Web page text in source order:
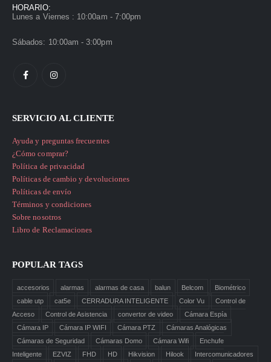
HORARIO:
Lunes a Viernes : 10:00am - 7:00pm
Sábados: 10:00am - 3:00pm
SERVICIO AL CLIENTE
Ayuda y preguntas frecuentes
¿Cómo comprar?
Política de privacidad
Políticas de cambio y devoluciones
Políticas de envío
Términos y condiciones
Sobre nosotros
Libro de Reclamaciones
POPULAR TAGS
accesorios alarmas alarmas de casa balun Belcom
Biométrico
cable utp
cat5e CERRADURA INTELIGENTE Color Vu
Control de
Acceso
Control de Asistencia convertor de video
Cámara Espía
Cámara IP
Cámara IP WIFI Cámara PTZ
Cámaras Analógicas
Cámaras de Seguridad
Cámaras Domo Cámara Wifi
Enchufe
Inteligente
EZVIZ FHD HD Hikvision Hilook Intercomunicadores